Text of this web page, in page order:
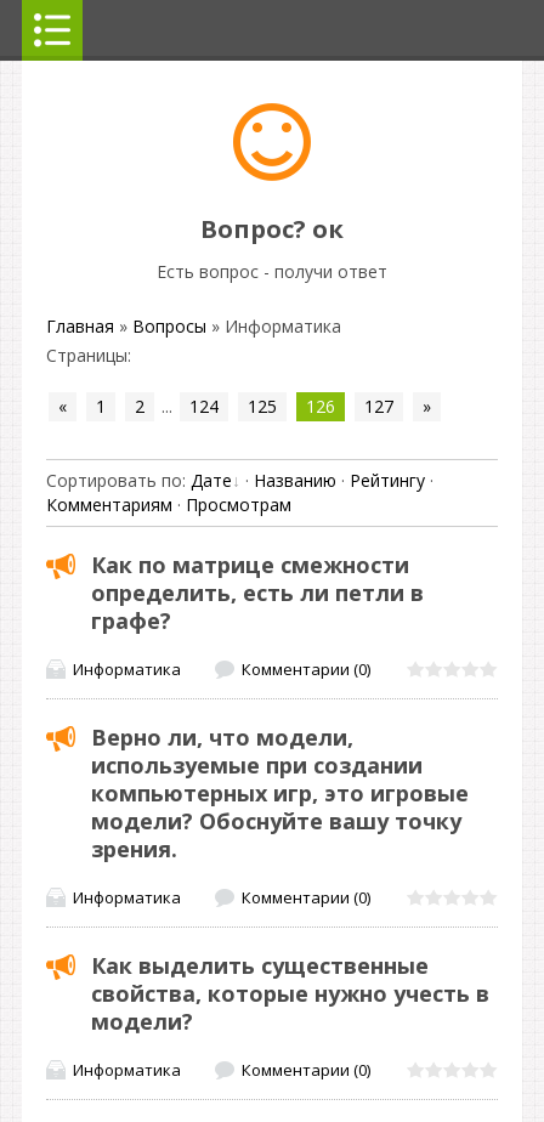
Вопрос? ок
Есть вопрос - получи ответ
Главная » Вопросы » Информатика
Страницы:
« 1 2 ... 124 125 126 127 »
Сортировать по: Дате · Названию · Рейтингу ·
Комментариям · Просмотрам
Как по матрице смежности
определить, есть ли петли в
графе?
Информатика Комментарии (0)
Верно ли, что модели,
используемые при создании
компьютерных игр, это игровые
модели? Обоснуйте вашу точку
зрения.
Информатика Комментарии (0)
Как выделить существенные
свойства, которые нужно учесть в
модели?
Информатика Комментарии (0)